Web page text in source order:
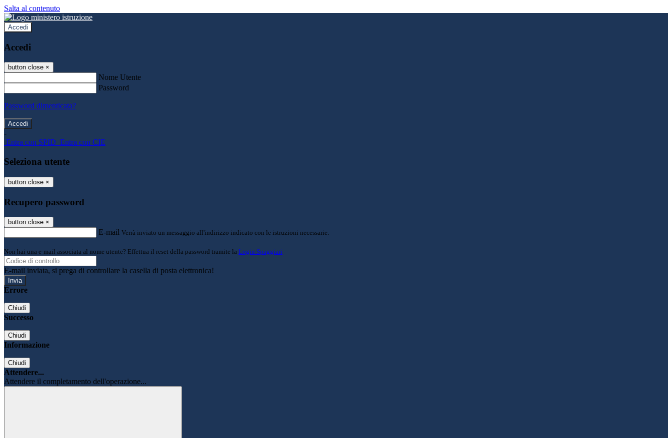
Salta al contenuto
Accedi
Accedi
button close ×
Nome Utente
Password
Password dimenticata?
-
Entra con SPID Entra con CIE
Seleziona utente
button close ×
Recupero password
button close ×
E-mail Verrà inviato un messaggio all'indirizzo indicato con le istruzioni necessarie.
Non hai una e-mail associata al nome utente? Effettua il reset della password tramite la Login Spaggiari
E-mail inviata, si prega di controllare la casella di posta elettronica!
Errore
Chiudi
Successo
Chiudi
Informazione
Chiudi
Attendere...
Attendere il completamento dell'operazione...